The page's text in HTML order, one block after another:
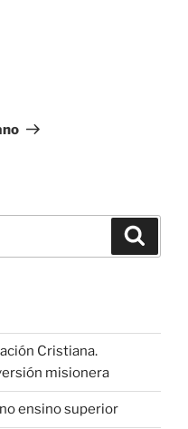
Cristiana.
misionera
ensino superior